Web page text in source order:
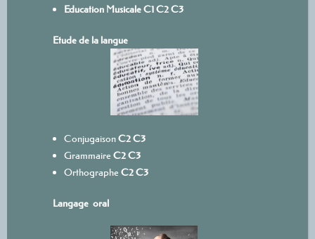
Education MusicaleC1C2C3
Etude de la langue
ConjugaisonC2C3
Grammaire C2C3
Orthographe C2C3
Langage oral